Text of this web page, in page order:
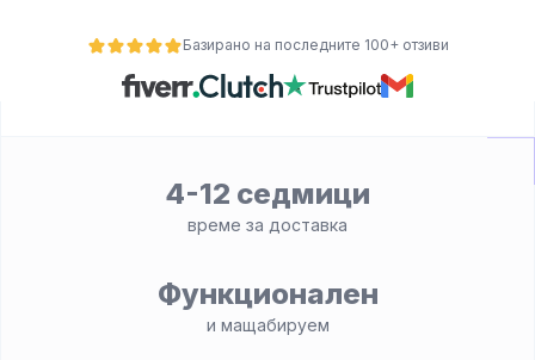
Базирано на последните 100+ отзиви
4-12 седмици
време за доставка
Функционален
и мащабируем